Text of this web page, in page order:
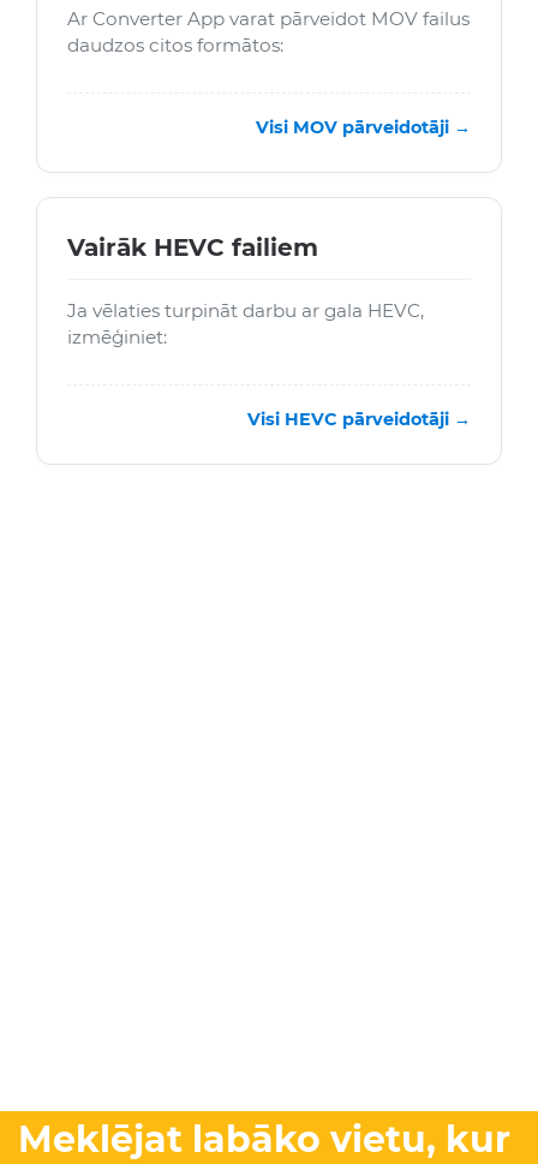
Ar Converter App varat pārveidot MOV failus
daudzos citos formātos:
Visi MOV pārveidotāji →
Vairāk HEVC failiem
Ja vēlaties turpināt darbu ar gala HEVC,
izmēģiniet:
Visi HEVC pārveidotāji →
Meklējat labāko vietu, kur